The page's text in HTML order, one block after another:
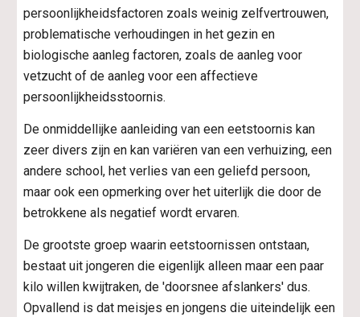
persoonlijkheidsfactoren zoals weinig zelfvertrouwen,
problematische verhoudingen in het gezin en
biologische aanleg factoren, zoals de aanleg voor
vetzucht of de aanleg voor een affectieve
persoonlijkheidsstoornis.
De onmiddellijke aanleiding van een eetstoornis kan
zeer divers zijn en kan variëren van een verhuizing, een
andere school, het verlies van een geliefd persoon,
maar ook een opmerking over het uiterlijk die door de
betrokkene als negatief wordt ervaren.
De grootste groep waarin eetstoornissen ontstaan,
bestaat uit jongeren die eigenlijk alleen maar een paar
kilo willen kwijtraken, de 'doorsnee afslankers' dus.
Opvallend is dat meisjes en jongens die uiteindelijk een